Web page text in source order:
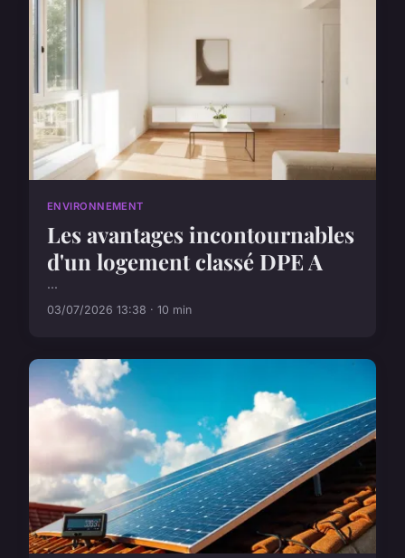
ENVIRONNEMENT
Les avantages incontournables
d'un logement classé DPE A
...
03/07/2026 13:38 · 10 min